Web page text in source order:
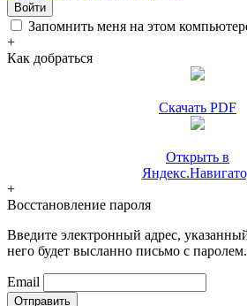
Войти
Запомнить меня на этом
+
Как добраться
Скачать PDF
Открыть в
+
Восстановление пароля
Введите электронный адрес,
него будет высланно письмо с паролем.
Email